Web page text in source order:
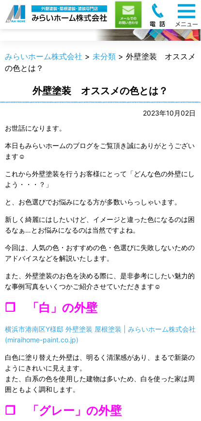
職人のうんちく
みらいホーム株式会社 > 未分類 > 外壁塗装 オススメ
の色とは？
外壁塗装 オススメの色とは？
2023年10月02日
お世話になります。
本日もみらいホームのブログをご覧頂き誠にありがとうござい
ます☺
これから外壁塗装を行うお客様にとって「どんな色の外壁にし
よう・・・？」
と、お色選びでお悩みになる方が多数いらっしゃいます。
新しく綺麗にはしたいけど、イメージと違った色になるのは困
るなぁ…とお悩みになるのは当然ですよね。
今回は、人気の色・おすすめの色・色選びに失敗しないための
アドバイスなどを解説いたします。
また、外壁塗装のお色を決める際に、是非参考にしたい魅力的
な事例写真をいくつかご紹介させていただきます☺
❒ 「白」の外壁
横浜市港南区Y様邸 外壁塗装 屋根塗装 | みらいホーム株式会社
(miraihome-paint.co.jp)
白色に塗り替えた外壁は、明るく清潔感があり、まるで新築の
ようにきれいに見えます。
また、白系の色を使用した建物は多いため、白を使った家は周
囲ともよく調和します。
❒ 「グレー」の外壁